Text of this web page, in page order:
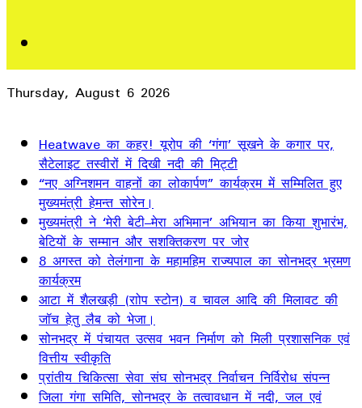
Thursday, August 6 2026
Heatwave का कहर! यूरोप की ‘गंगा’ सूखने के कगार पर,
सैटेलाइट तस्वीरों में दिखी नदी की मिट्टी
“नए अग्निशमन वाहनों का लोकार्पण” कार्यक्रम में सम्मिलित हुए
मुख्यमंत्री हेमन्त सोरेन।
मुख्यमंत्री ने ‘मेरी बेटी–मेरा अभिमान’ अभियान का किया शुभारंभ,
बेटियों के सम्मान और सशक्तिकरण पर जोर
8 अगस्त को तेलंगाना के महामहिम राज्यपाल का सोनभद्र भ्रमण
कार्यक्रम
आटा में शैलखड़ी (राोप स्टोन) व चावल आदि की मिलावट की
जॉच हेतु लैब को भेजा।
सोनभद्र में पंचायत उत्सव भवन निर्माण को मिली प्रशासनिक एवं
वित्तीय स्वीकृति
प्रांतीय चिकित्सा सेवा संघ सोनभद्र निर्वाचन निर्विरोध संपन्न
जिला गंगा समिति, सोनभद्र के तत्वावधान में नदी, जल एवं